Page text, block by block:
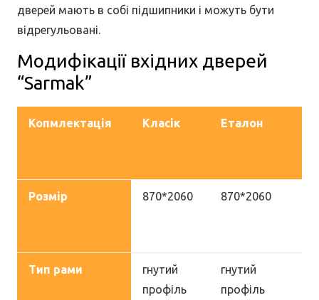
дверей мають в собі підшипники і можуть бути
відрегульовані.
Модифікації вхідних дверей
“Sarmak”
Копмлектація Класік Еталон
Розмір 870*2060 870*2060
Тип рами
гнутий
профіль
гнутий
профіль